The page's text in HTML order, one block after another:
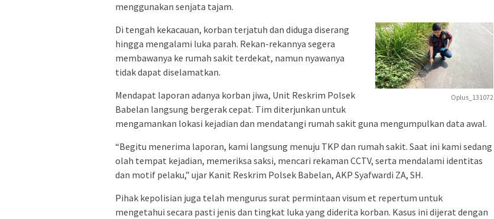
menggunakan senjata tajam.
Oplus_131072
Di tengah kekacauan, korban terjatuh dan diduga diserang
hingga mengalami luka parah. Rekan-rekannya segera
membawanya ke rumah sakit terdekat, namun nyawanya
tidak dapat diselamatkan.
Mendapat laporan adanya korban jiwa, Unit Reskrim Polsek
Babelan langsung bergerak cepat. Tim diterjunkan untuk
mengamankan lokasi kejadian dan mendatangi rumah sakit guna mengumpulkan data awal.
“Begitu menerima laporan, kami langsung menuju TKP dan rumah sakit. Saat ini kami sedang
olah tempat kejadian, memeriksa saksi, mencari rekaman CCTV, serta mendalami identitas
dan motif pelaku,” ujar Kanit Reskrim Polsek Babelan, AKP Syafwardi ZA, SH.
Pihak kepolisian juga telah mengurus surat permintaan visum et repertum untuk
mengetahui secara pasti jenis dan tingkat luka yang diderita korban. Kasus ini dijerat dengan